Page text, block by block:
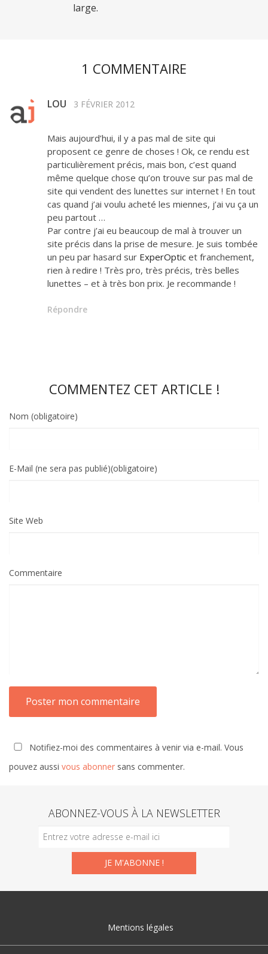
large.
1 COMMENTAIRE
LOU 3 FÉVRIER 2012
Mais aujourd’hui, il y a pas mal de site qui
proposent ce genre de choses ! Ok, ce rendu est
particulièrement précis, mais bon, c’est quand
même quelque chose qu’on trouve sur pas mal de
site qui vendent des lunettes sur internet ! En tout
cas quand j’ai voulu acheté les miennes, j’ai vu ça un
peu partout …
Par contre j’ai eu beaucoup de mal à trouver un
site précis dans la prise de mesure. Je suis tombée
un peu par hasard sur ExperOptic et franchement,
rien à redire ! Très pro, très précis, très belles
lunettes – et à très bon prix. Je recommande !
Répondre
COMMENTEZ CET ARTICLE !
Nom (obligatoire)
E-Mail (ne sera pas publié)(obligatoire)
Site Web
Commentaire
Notifiez-moi des commentaires à venir via e-mail. Vous
pouvez aussi vous abonner sans commenter.
ABONNEZ-VOUS À LA NEWSLETTER
Mentions légales